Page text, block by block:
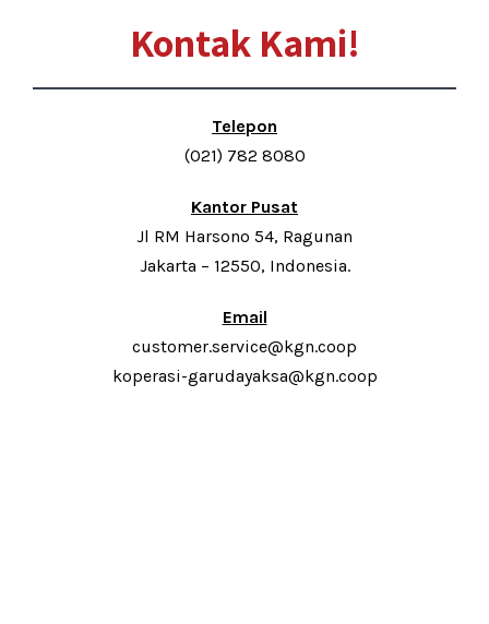
Kontak Kami!
Telepon
(021) 782 8080
Kantor Pusat
Jl RM Harsono 54, Ragunan
Jakarta – 12550, Indonesia.
Email
customer.service@kgn.coop
koperasi-garudayaksa@kgn.coop